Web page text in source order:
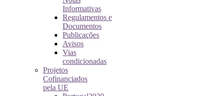
Informativas
Regulamentos e
Documentos
Publicações
Avisos
Vias
condicionadas
Projetos
Cofinanciados
pela UE